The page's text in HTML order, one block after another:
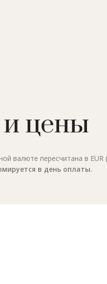
цены
валюте пересчитана в EUR
в день оплаты.